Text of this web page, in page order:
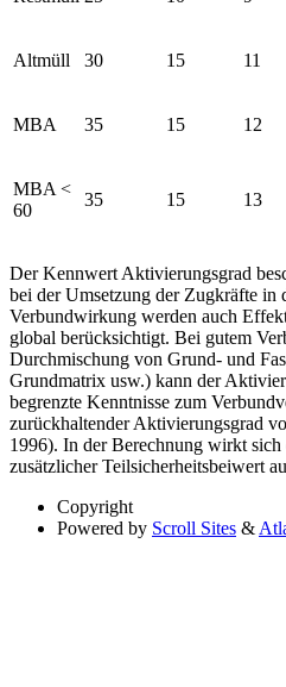
Altmüll 30 15 11
MBA 35 15 12
MBA <
60
35 15 13
Der Kennwert Aktivierungsgrad
bei der Umsetzung der Zugkräfte in
Verbundwirkung werden auch
global berücksichtigt. Bei gutem
Durchmischung von Grund- und
Grundmatrix usw.) kann der
begrenzte Kenntnisse zum
zurückhaltender Aktivierungsgrad
1996). In der Berechnung wirkt
zusätzlicher Teilsicherheitsbeiwert
Copyright
Powered by Scroll Sites &